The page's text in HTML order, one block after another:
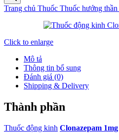
Trang chủ Thuốc Thuốc hướng thần
Click to enlarge
Mô tả
Thông tin bổ sung
Đánh giá (0)
Shipping & Delivery
Thành phần
Thuốc động kinh Clonazepam 1mg